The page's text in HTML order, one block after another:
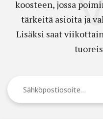
koosteen, jossa
tärkeitä asioita ja
Lisäksi saat